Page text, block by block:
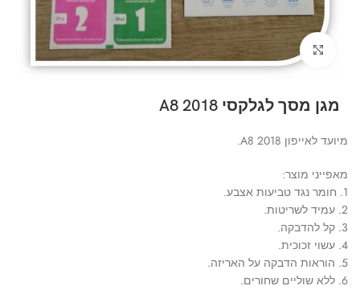
Click to enlarge
מגן מסך לגלקסי A8 2018
מיועד לאייפון A8 2018.
מאפייני מוצר:
1. חומר נגד טביעות אצבע.
2. עמיד לשריטות.
3. קל להדבקה.
4. עשוי זכוכית.
5. הוראות הדבקה על האריזה.
6. ללא שוליים שחורים.